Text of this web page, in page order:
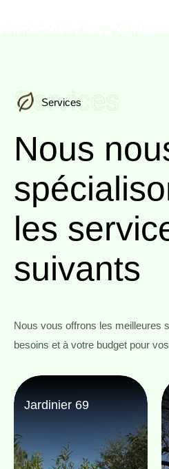
Services
Services
Nous
les
suivants
Nous vous offrons les meilleures
besoins et à votre budget pour
Jardinier 69